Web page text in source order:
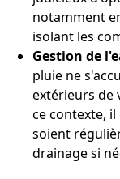
notamment
isolant les
Gestion de
pluie ne
extérieurs de
ce contexte,
soient
drainage si